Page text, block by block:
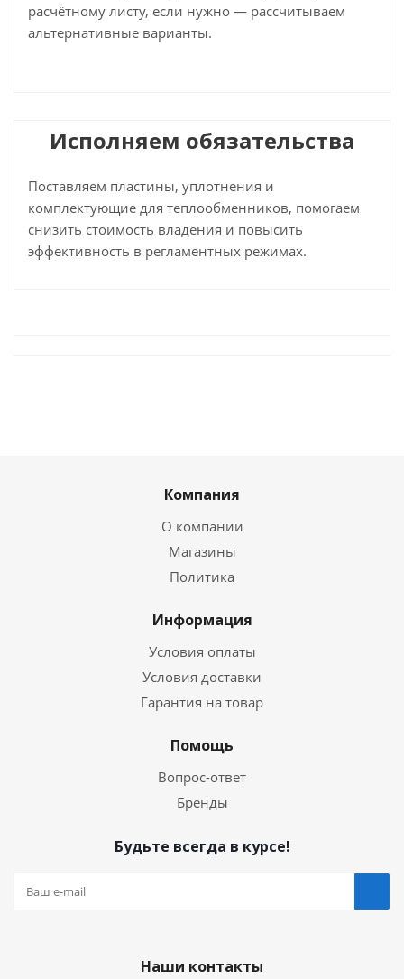
расчётному листу, если нужно — рассчитываем
альтернативные варианты.
Исполняем обязательства
Поставляем пластины, уплотнения и
комплектующие для теплообменников, помогаем
снизить стоимость владения и повысить
эффективность в регламентных режимах.
Компания
О компании
Магазины
Политика
Информация
Условия оплаты
Условия доставки
Гарантия на товар
Помощь
Вопрос-ответ
Бренды
Будьте всегда в курсе!
Наши контакты